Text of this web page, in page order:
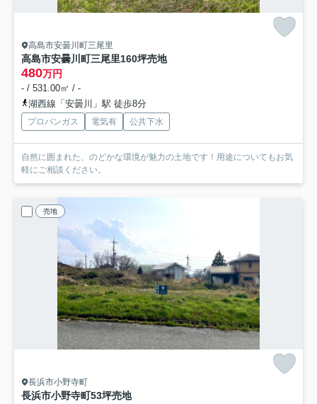
高島市安曇川町三尾里
高島市安曇川町三尾里160坪売地
480万円
- / 531.00㎡ / -
湖西線「安曇川」駅 徒歩8分
プロパンガス 電気有 公共下水
自然に囲まれた、のどかな環境が魅力の土地です！用途についてもお気
軽にご相談ください。
売地
長浜市小野寺町
長浜市小野寺町53坪売地